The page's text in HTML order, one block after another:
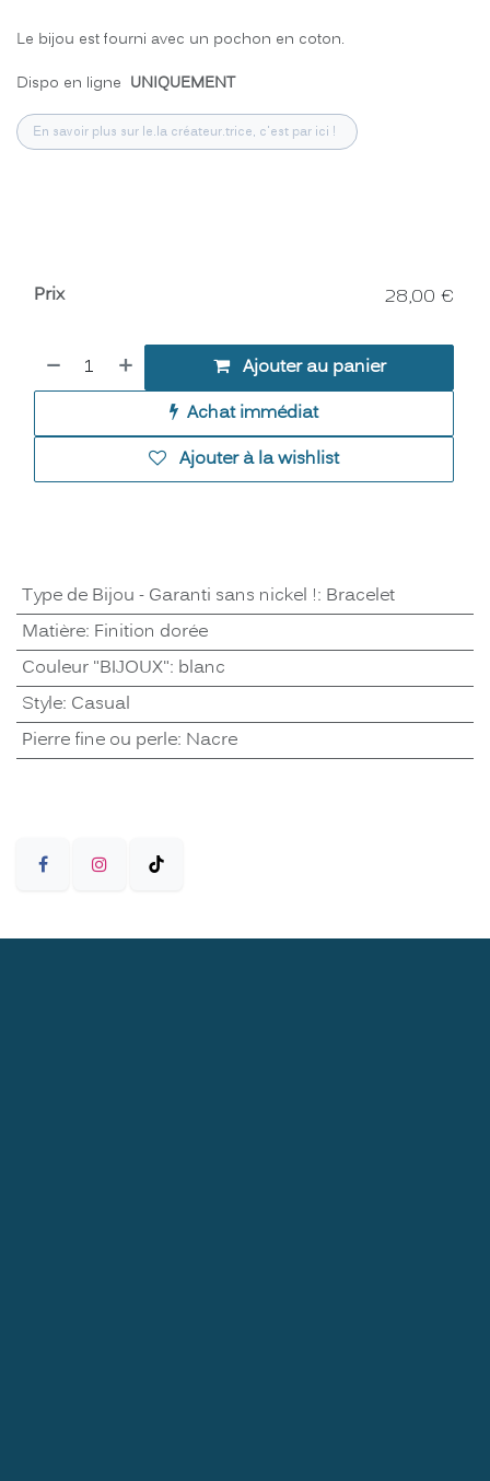
Le bijou est fourni avec un pochon en coton.
Dispo en ligne UNIQUEMENT
En savoir plus sur le.la créateur.trice, c'est par ici !
Ajouter au panier
Achat immédiat
Ajouter à la wishlist
Prix 28,00 €
Type de Bijou - Garanti sans nickel !: Bracelet
Matière: Finition dorée
Couleur "BIJOUX": blanc
Style: Casual
Pierre fine ou perle: Nacre